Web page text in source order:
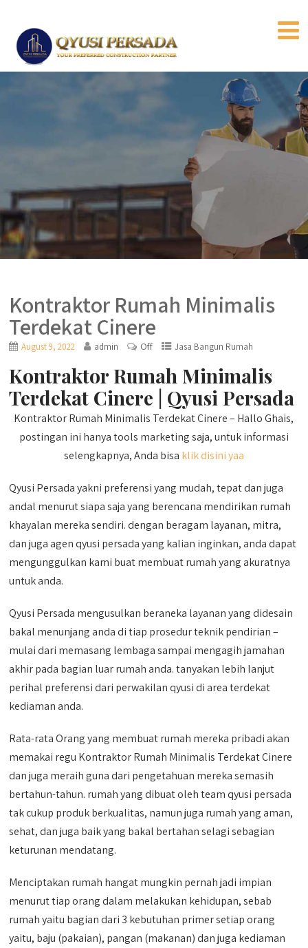
Kontraktor Rumah Minimalis
Terdekat Cinere
August 9, 2022 admin Off Jasa Bangun Rumah
Kontraktor Rumah Minimalis
Terdekat Cinere | Qyusi Persada
Kontraktor Rumah Minimalis Terdekat Cinere – Hallo Ghais,
postingan ini hanya tools marketing saja, untuk informasi
selengkapnya, Anda bisa klik disini yaa
Qyusi Persada yakni preferensi yang mudah, tepat dan juga
andal menurut siapa saja yang berencana mendirikan rumah
khayalan mereka sendiri. dengan beragam layanan, mitra,
dan juga agen qyusi persada yang kalian inginkan, anda dapat
mengunggulkan kami buat membuat rumah yang akuratnya
untuk anda.
Qyusi Persada mengusulkan beraneka layanan yang didesain
bakal menunjang anda di tiap prosedur teknik pendirian –
mulai dari memasang lembaga sampai mengagih jamahan
akhir pada bagian luar rumah anda. tanyakan lebih lanjut
perihal preferensi dari perwakilan qyusi di area terdekat
kediaman anda.
Rata-rata Orang yang membuat rumah mereka pribadi akan
memakai regu Kontraktor Rumah Minimalis Terdekat Cinere
dan juga meraih guna dari pengetahuan mereka semasih
bertahun-tahun. rumah yang dibuat oleh team qyusi persada
tak cukup produk berkualitas, namun juga rumah yang aman,
sehat, dan juga baik yang bakal bertahan selagi sebagian
keturunan mendatang.
Menciptakan rumah hangat mungkin pernah jadi impian
menurut tiap orang dalam melakukan kehidupan, sebab
rumah yaitu bagian dari 3 kebutuhan primer setiap orang
yaitu, baju (pakaian), pangan (makanan) dan juga kediaman